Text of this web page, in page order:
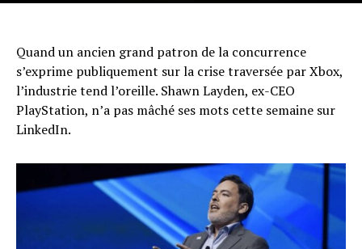
Quand un ancien grand patron de la concurrence
s’exprime publiquement sur la crise traversée par Xbox,
l’industrie tend l’oreille. Shawn Layden, ex-CEO
PlayStation, n’a pas mâché ses mots cette semaine sur
LinkedIn.